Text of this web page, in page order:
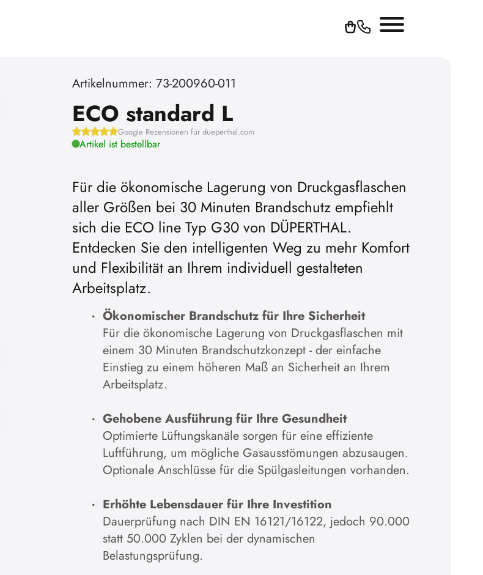
Um YouTube-Videos abspielen zu
können, müssen Sie vorher die Werbe-
Cookies akzeptieren.
Zur Datenschutzerklärung
Artikelnummer: 73-200960-011
ECO standard L
Google Rezensionen für dueperthal.com
Artikel ist bestellbar
Für die ökonomische Lagerung von Druckgasflaschen
aller Größen bei 30 Minuten Brandschutz empfiehlt
sich die ECO line Typ G30 von DÜPERTHAL.
Entdecken Sie den intelligenten Weg zu mehr Komfort
und Flexibilität an Ihrem individuell gestalteten
Arbeitsplatz.
Ökonomischer Brandschutz für Ihre Sicherheit
Für die ökonomische Lagerung von Druckgasflaschen mit
einem 30 Minuten Brandschutzkonzept - der einfache
Einstieg zu einem höheren Maß an Sicherheit an Ihrem
Arbeitsplatz.
Gehobene Ausführung für Ihre Gesundheit
Optimierte Lüftungskanäle sorgen für eine effiziente
Luftführung, um mögliche Gasausstömungen abzusaugen.
Optionale Anschlüsse für die Spülgasleitungen vorhanden.
Erhöhte Lebensdauer für Ihre Investition
Dauerprüfung nach DIN EN 16121/16122, jedoch 90.000
statt 50.000 Zyklen bei der dynamischen
Belastungsprüfung.